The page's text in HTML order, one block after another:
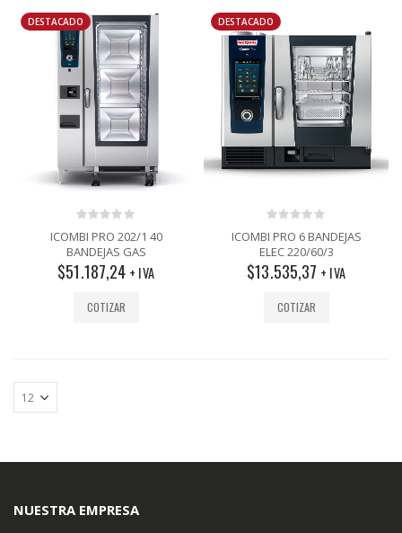
DESTACADO
0
out
of
5
ICOMBI PRO 202/1 40
BANDEJAS GAS
$51.187,24 + IVA
COTIZAR
DESTACADO
0
out
of
5
ICOMBI PRO 6 BANDEJAS
ELEC 220/60/3
$13.535,37 + IVA
COTIZAR
NUESTRA EMPRESA